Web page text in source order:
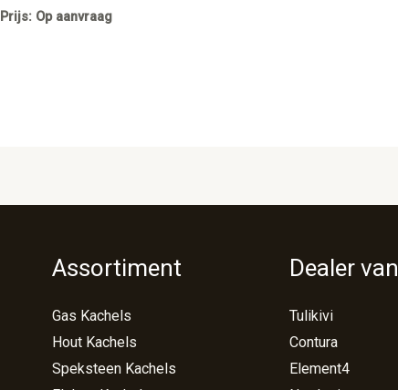
Prijs: Op aanvraag
Assortiment
Gas Kachels
Hout Kachels
Speksteen Kachels
Dealer van
Tulikivi
Contura
Element4